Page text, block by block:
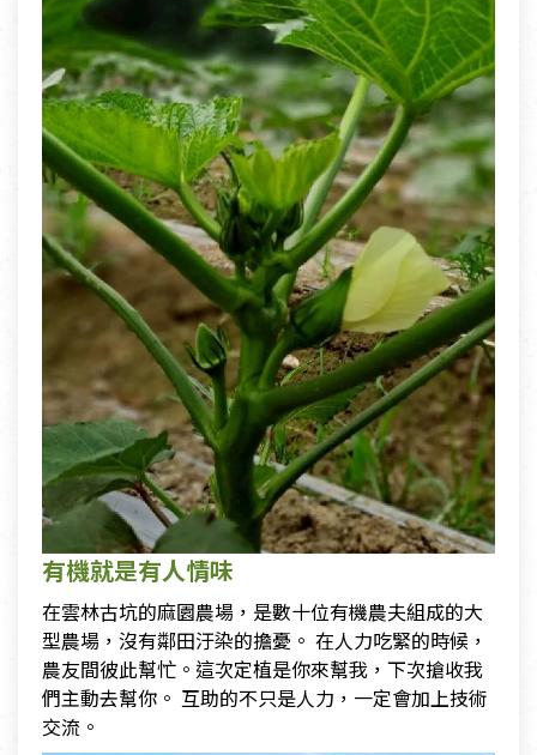
有機就是有人情味
在雲林古坑的麻園農場，是數十位有機農夫組成的大
型農場，沒有鄰田汙染的擔憂。 在人力吃緊的時候，
農友間彼此幫忙。這次定植是你來幫我，下次搶收我
們主動去幫你。 互助的不只是人力，一定會加上技術
交流。